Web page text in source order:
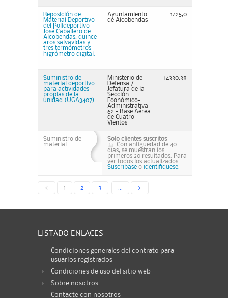
Reposición de
Material Deportivo
del Polideportivo
José Caballero de
Alcobendas, quince
aros salvavidas y
tres termómetros
higrómetro digital.
Ayuntamiento
de Alcobendas
1425,0
Suministro de
material deportivo
para actividades
propias de la
unidad (UGA3407)
Ministerio de
Defensa /
Jefatura de la
Sección
Económico-
Administrativa
62 - Base Aérea
de Cuatro
Vientos
14330,38
Suministro de
material ...
Solo clientes suscritos
Con antiguedad de 40
días, se muestran los
primeros 20 resultados. Para
ver todos los actualizados...
Suscribase o identifiquese.
< 1 2 3 >
LISTADO ENLACES
Condiciones generales del contrato para
usuarios registrados
Condiciones de uso del sitio web
Sobre nosotros
Contacte con nosotros